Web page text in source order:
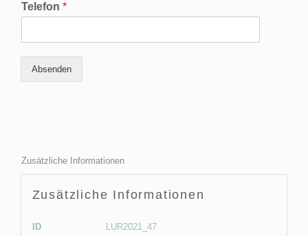
Telefon *
Absenden
Zusätzliche Informationen
Zusätzliche Informationen
ID
LUR2021_47